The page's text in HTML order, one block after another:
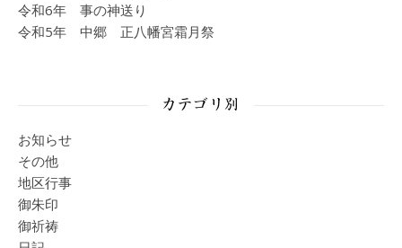
令和6年 事の神送り
令和5年 中郷 正八幡宮霜月祭
カテゴリ別
お知らせ
その他
地区行事
御朱印
御祈祷